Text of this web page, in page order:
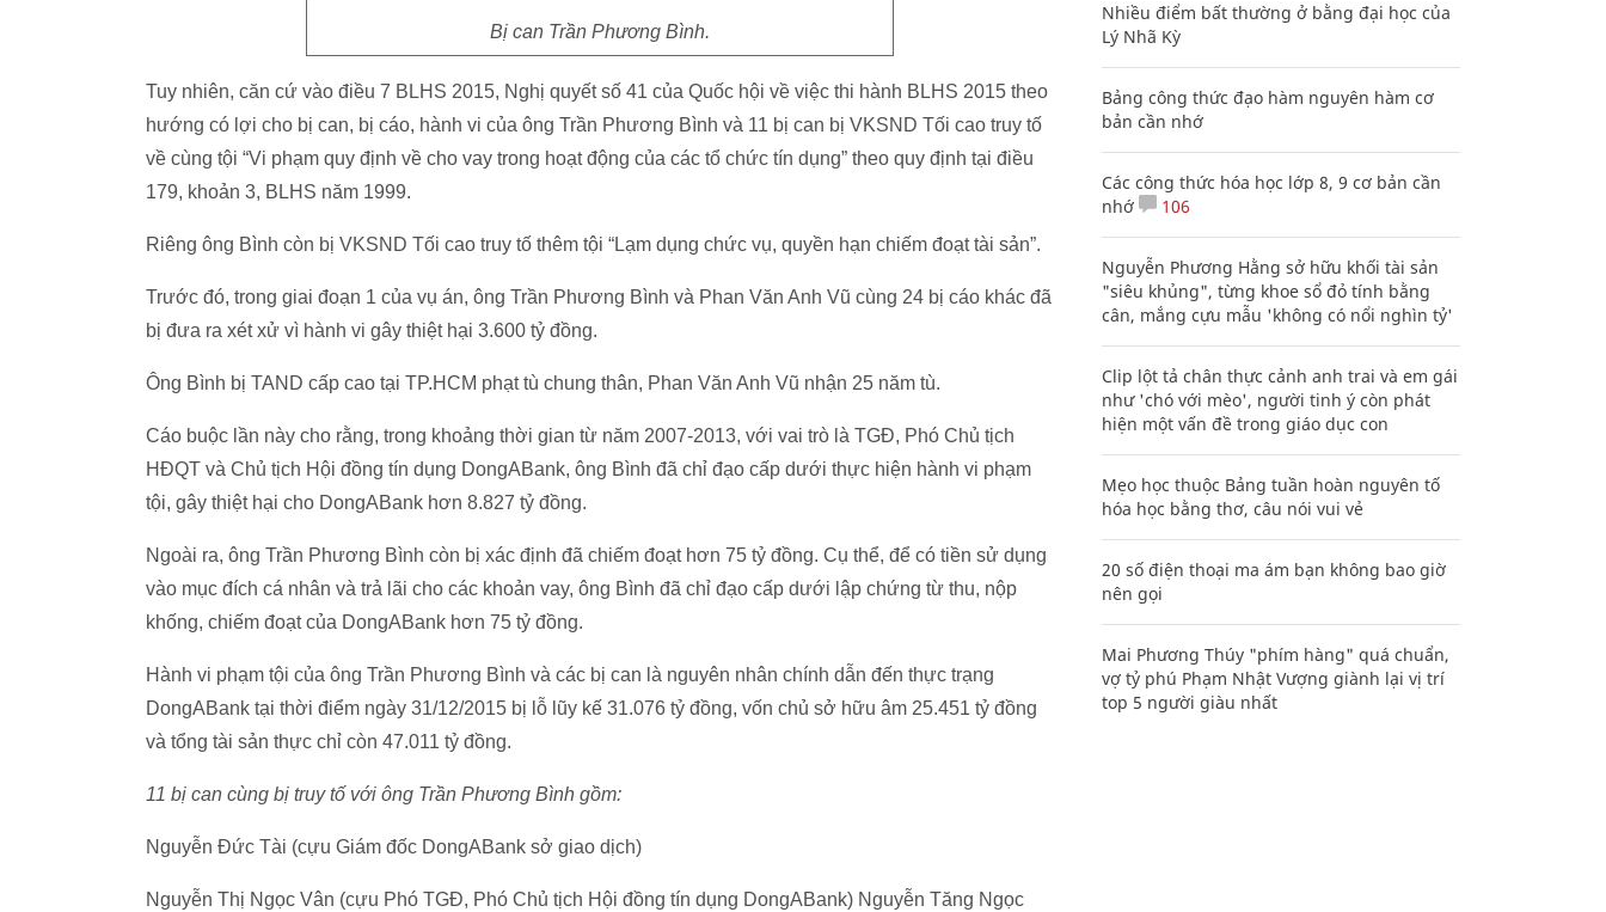
Bị can Trần Phương Bình.
Tuy nhiên, căn cứ vào điều 7 BLHS 2015, Nghị quyết số 41 của Quốc hội về việc thi hành BLHS 2015 theo
hướng có lợi cho bị can, bị cáo, hành vi của ông Trần Phương Bình và 11 bị can bị VKSND Tối cao truy tố
về cùng tội “Vi phạm quy định về cho vay trong hoạt động của các tổ chức tín dụng” theo quy định tại điều
179, khoản 3, BLHS năm 1999.
Riêng ông Bình còn bị VKSND Tối cao truy tố thêm tội “Lạm dụng chức vụ, quyền hạn chiếm đoạt tài sản”.
Trước đó, trong giai đoạn 1 của vụ án, ông Trần Phương Bình và Phan Văn Anh Vũ cùng 24 bị cáo khác đã
bị đưa ra xét xử vì hành vi gây thiệt hại 3.600 tỷ đồng.
Ông Bình bị TAND cấp cao tại TP.HCM phạt tù chung thân, Phan Văn Anh Vũ nhận 25 năm tù.
Cáo buộc lần này cho rằng, trong khoảng thời gian từ năm 2007-2013, với vai trò là TGĐ, Phó Chủ tịch
HĐQT và Chủ tịch Hội đồng tín dụng DongABank, ông Bình đã chỉ đạo cấp dưới thực hiện hành vi phạm
tội, gây thiệt hại cho DongABank hơn 8.827 tỷ đồng.
Ngoài ra, ông Trần Phương Bình còn bị xác định đã chiếm đoạt hơn 75 tỷ đồng. Cụ thể, để có tiền sử dụng
vào mục đích cá nhân và trả lãi cho các khoản vay, ông Bình đã chỉ đạo cấp dưới lập chứng từ thu, nộp
khống, chiếm đoạt của DongABank hơn 75 tỷ đồng.
Hành vi phạm tội của ông Trần Phương Bình và các bị can là nguyên nhân chính dẫn đến thực trạng
DongABank tại thời điểm ngày 31/12/2015 bị lỗ lũy kế 31.076 tỷ đồng, vốn chủ sở hữu âm 25.451 tỷ đồng
và tổng tài sản thực chỉ còn 47.011 tỷ đồng.
11 bị can cùng bị truy tố với ông Trần Phương Bình gồm:
Nguyễn Đức Tài (cựu Giám đốc DongABank sở giao dịch)
Nguyễn Thị Ngọc Vân (cựu Phó TGĐ, Phó Chủ tịch Hội đồng tín dụng DongABank) Nguyễn Tăng Ngọc
Nhiều điểm bất thường ở bằng đại học của
Lý Nhã Kỳ
Bảng công thức đạo hàm nguyên hàm cơ
bản cần nhớ
Các công thức hóa học lớp 8, 9 cơ bản cần
nhớ
106
Nguyễn Phương Hằng sở hữu khối tài sản
"siêu khủng", từng khoe sổ đỏ tính bằng
cân, mắng cựu mẫu 'không có nổi nghìn tỷ'
Clip lột tả chân thực cảnh anh trai và em gái
như 'chó với mèo', người tinh ý còn phát
hiện một vấn đề trong giáo dục con
Mẹo học thuộc Bảng tuần hoàn nguyên tố
hóa học bằng thơ, câu nói vui vẻ
20 số điện thoại ma ám bạn không bao giờ
nên gọi
Mai Phương Thúy "phím hàng" quá chuẩn,
vợ tỷ phú Phạm Nhật Vượng giành lại vị trí
top 5 người giàu nhất